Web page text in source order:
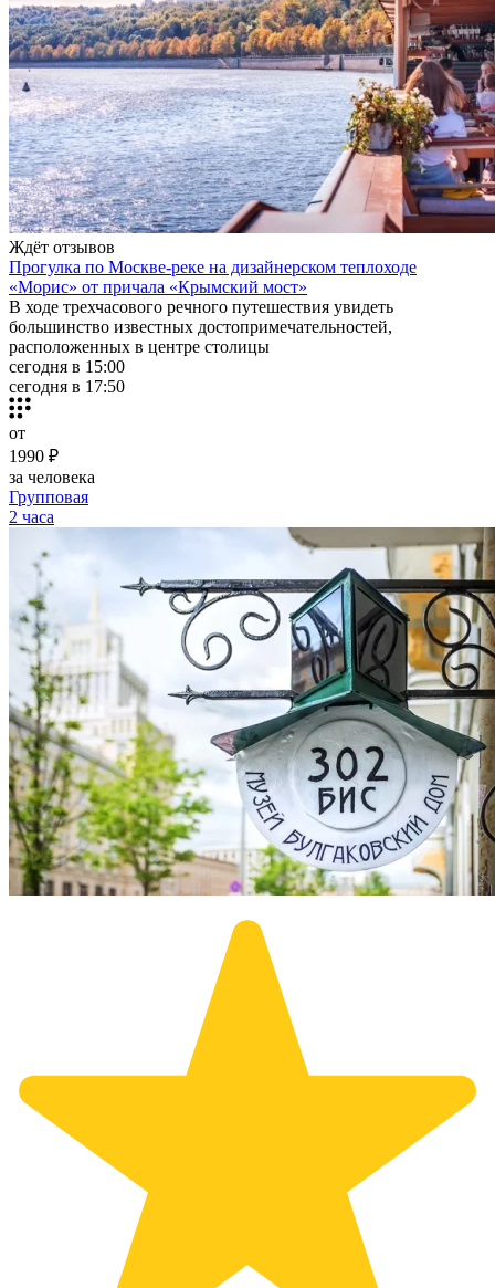
Ждёт отзывов
Прогулка по Москве-реке на дизайнерском теплоходе
«Морис» от причала «Крымский мост»
В ходе трехчасового речного путешествия увидеть
большинство известных достопримечательностей,
расположенных в центре столицы
сегодня в 15:00
сегодня в 17:50
от
1990 ₽
за человека
Групповая
2 часа